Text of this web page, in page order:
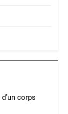
corps